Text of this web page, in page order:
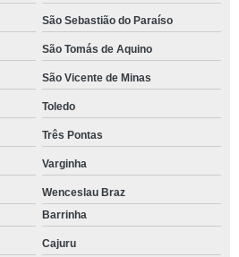
São Sebastião do Paraíso
São Tomás de Aquino
São Vicente de Minas
Toledo
Três Pontas
Varginha
Wenceslau Braz
Barrinha
Cajuru